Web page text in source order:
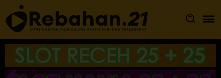
Loncat
ke
konten